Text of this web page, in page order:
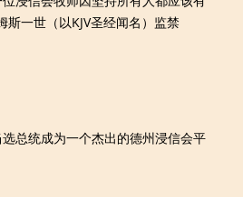
斯一世（以KJV圣经闻名）监禁
总统成为一个杰出的德州浸信会平